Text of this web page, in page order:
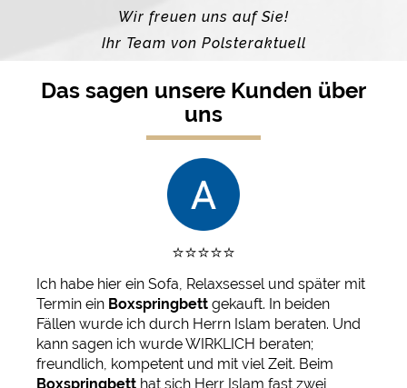
Wir freuen uns auf Sie!
Ihr Team von Polsteraktuell
Das sagen unsere Kunden über
uns
⭐️⭐️⭐️⭐️⭐️
Ich habe hier ein Sofa, Relaxsessel und später mit
Termin ein Boxspringbett gekauft. In beiden
Fällen wurde ich durch Herrn Islam beraten. Und
kann sagen ich wurde WIRKLICH beraten;
freundlich, kompetent und mit viel Zeit. Beim
Boxspringbett hat sich Herr Islam fast zwei